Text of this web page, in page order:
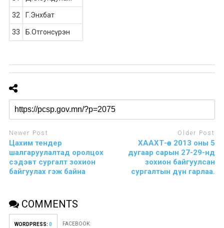
32 Г.Энхбат
33 Б.Отгонсүрэн
Newer Post
Цахим тендер
шалгаруулалтад оролцох
сэдэвт сургалт зохион
байгуулах гэж байна
Older Post
ХААХТ-өөс 2013 оны 5
дугаар сарын 27-29-нд
зохион байгуулсан
сургалтын дүн гарлаа.
COMMENTS
WORDPRESS: 0 FACEBOOK: